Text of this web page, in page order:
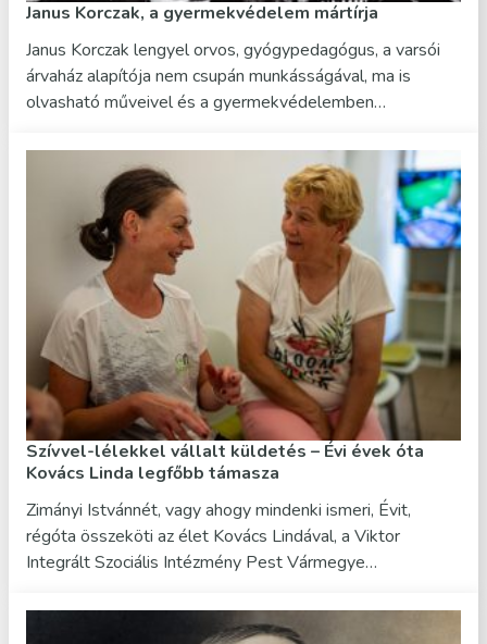
Janus Korczak, a gyermekvédelem mártírja
Janus Korczak lengyel orvos, gyógypedagógus, a varsói
árvaház alapítója nem csupán munkásságával, ma is
olvasható műveivel és a gyermekvédelemben…
Szívvel-lélekkel vállalt küldetés – Évi évek óta
Kovács Linda legfőbb támasza
Zimányi Istvánnét, vagy ahogy mindenki ismeri, Évit,
régóta összeköti az élet Kovács Lindával, a Viktor
Integrált Szociális Intézmény Pest Vármegye…